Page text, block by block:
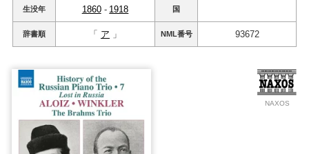
生没年 1860 - 1918 国
辞書順 「 ア 」 NML番号 93672
NAXOS